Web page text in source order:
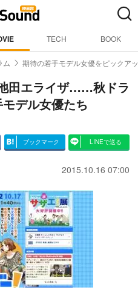
TECH BOOK
ム 期待の若手モデル女優をピックア
田エライザ……秋ドラ
デル女優たち
ブックマーク LINEで送る
2015.10.16 07:00